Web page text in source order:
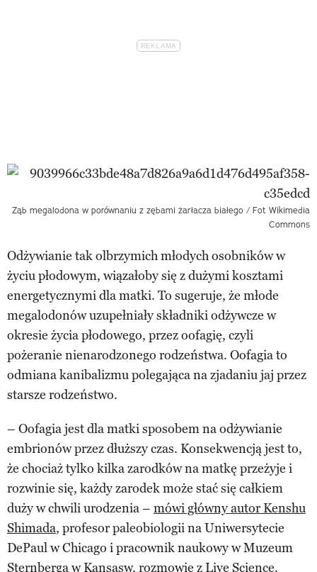
Ząb megalodona w porównaniu z zębami żarłacza białego / Fot Wikimedia
Commons
Odżywianie tak olbrzymich młodych osobników w
życiu płodowym, wiązałoby się z dużymi kosztami
energetycznymi dla matki. To sugeruje, że młode
megalodonów uzupełniały składniki odżywcze w
okresie życia płodowego, przez oofagię, czyli
pożeranie nienarodzonego rodzeństwa. Oofagia to
odmiana kanibalizmu polegająca na zjadaniu jaj przez
starsze rodzeństwo.
– Oofagia jest dla matki sposobem na odżywianie
embrionów przez dłuższy czas. Konsekwencją jest to,
że chociaż tylko kilka zarodków na matkę przeżyje i
rozwinie się, każdy zarodek może stać się całkiem
duży w chwili urodzenia – mówi główny autor Kenshu
Shimada, profesor paleobiologii na Uniwersytecie
DePaul w Chicago i pracownik naukowy w Muzeum
Sternberga w Kansasw, rozmowie z Live Science.